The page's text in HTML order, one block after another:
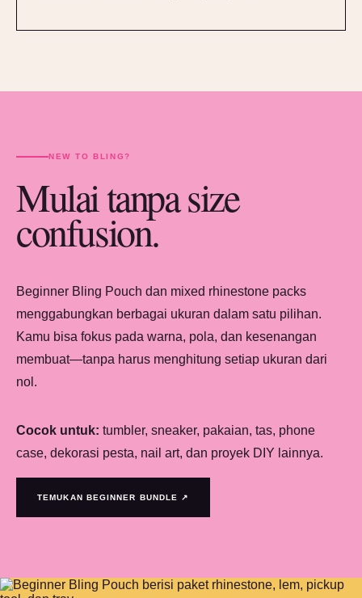
NEW TO BLING?
Mulai tanpa size
confusion.
Beginner Bling Pouch dan mixed rhinestone packs
menggabungkan berbagai ukuran dalam satu pilihan.
Kamu bisa fokus pada warna, pola, dan kesenangan
membuat—tanpa harus menghitung setiap ukuran dari
nol.
Cocok untuk: tumbler, sneaker, pakaian, tas, phone
case, dekorasi pesta, nail art, dan proyek DIY lainnya.
TEMUKAN BEGINNER BUNDLE ↗